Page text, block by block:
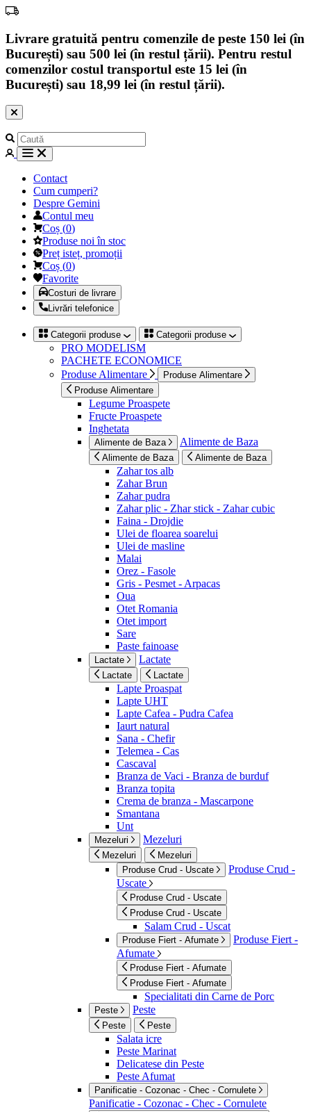
Livrare gratuită pentru comenzile de peste 150 lei (în
București) sau 500 lei (în restul țării). Pentru restul
comenzilor costul transportul este 15 lei (în
București) sau 18,99 lei (în restul țării).
Contact
Cum cumperi?
Despre Gemini
Contul meu
Coș (0)
Produse noi în stoc
Preț isteț, promoții
Coș (0)
Favorite
Costuri de livrare
Livrări telefonice
Categorii produse Categorii produse
PRO MODELISM
PACHETE ECONOMICE
Produse Alimentare
Produse Alimentare
Produse Alimentare
Legume Proaspete
Fructe Proaspete
Inghetata
Alimente de Baza Alimente de Baza
Alimente de Baza Alimente de Baza
Zahar tos alb
Zahar Brun
Zahar pudra
Zahar plic - Zhar stick - Zahar cubic
Faina - Drojdie
Ulei de floarea soarelui
Ulei de masline
Malai
Orez - Fasole
Gris - Pesmet - Arpacas
Oua
Otet Romania
Otet import
Sare
Paste fainoase
Lactate Lactate
Lactate Lactate
Lapte Proaspat
Lapte UHT
Lapte Cafea - Pudra Cafea
Iaurt natural
Sana - Chefir
Telemea - Cas
Cascaval
Branza de Vaci - Branza de burduf
Branza topita
Crema de branza - Mascarpone
Smantana
Unt
Mezeluri Mezeluri
Mezeluri
Mezeluri
Produse Crud - Uscate
Produse Crud -
Uscate
Produse Crud - Uscate
Produse Crud - Uscate
Salam Crud - Uscat
Produse Fiert - Afumate
Produse Fiert -
Afumate
Produse Fiert - Afumate
Produse Fiert - Afumate
Specialitati din Carne de Porc
Peste Peste
Peste Peste
Salata icre
Peste Marinat
Delicatese din Peste
Peste Afumat
Panificatie - Cozonac - Chec - Cornulete
Panificatie - Cozonac - Chec - Cornulete